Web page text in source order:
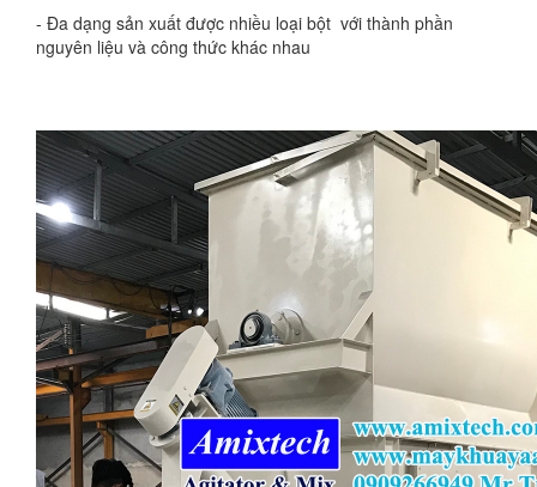
- Đa dạng sản xuất được nhiều loại bột với thành phần
nguyên liệu và công thức khác nhau